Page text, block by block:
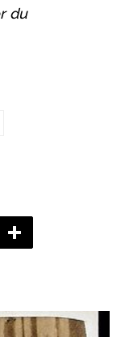
du